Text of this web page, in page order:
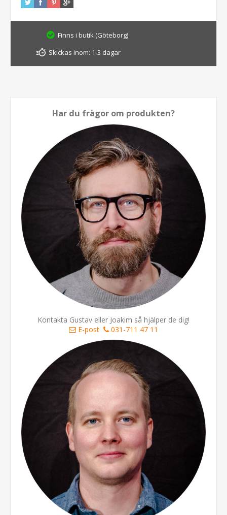
Finns i butik (Göteborg)
Skickas inom: 1-3 dagar
Har du frågor om produkten?
Kontakta Gustav eller Joakim så hjälper de dig!
E-post
031-711 47 11